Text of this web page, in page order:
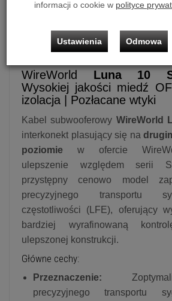
Luna 10 Subwoofer
(LSM)
WireWorld Luna 10
Wysokiej jakości miedź
izolacja | Pozłacane wtyki
Kabel subwooferowy WireWorld
interkonekt plasujący się na
poziomie w ofercie
ulepszenie względem serii
przystępny cenowo model
precyzyjnego transportu
częstotliwości (LFE), oferujący
bardziej wyrafinowaną
ulepszonej konstrukcji.
Główne cechy:
Przeznaczenie:
precyzyjnego transportu
informacji o cookie w polityce
Ustawienia Odmowa